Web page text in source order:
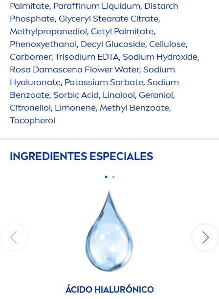
Palmitate, Paraffinum Liquidum, Distarch
Phosphate, Glyceryl Stearate Citrate,
Methylpropanediol, Cetyl Palmitate,
Phenoxyethanol, Decyl Glucoside, Cellulose,
Carbomer, Trisodium EDTA, Sodium Hydroxide,
Rosa Damascena Flower Water, Sodium
Hyaluronate, Potassium Sorbate, Sodium
Benzoate, Sorbic Acid, Linalool, Geraniol,
Citronellol, Limonene, Methyl Benzoate,
Tocopherol
INGREDIENTES ESPECIALES
ÁCIDO HIALURÓNICO